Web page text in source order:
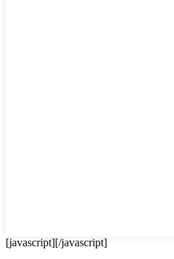
[javascript][/javascript]